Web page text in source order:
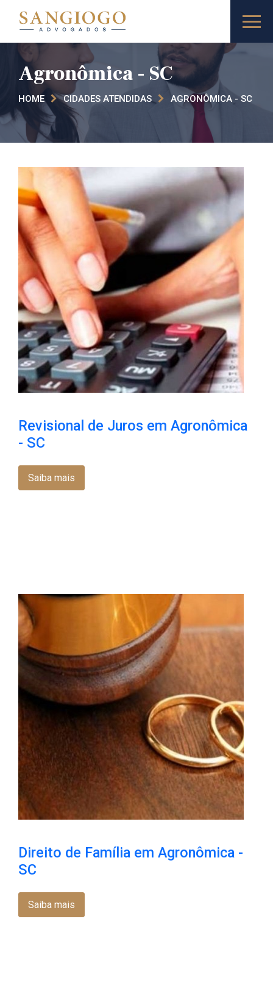
Agronômica - SC
HOME CIDADES ATENDIDAS AGRONÔMICA - SC
Revisional de Juros em Agronômica
- SC
Saiba mais
Direito de Família em Agronômica -
SC
Saiba mais